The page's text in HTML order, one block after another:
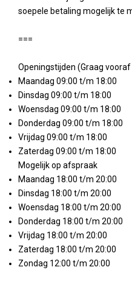
soepele betaling mogelijk te
===
Openingstijden (Graag
Maandag 09:00 t/m 18:00
Dinsdag 09:00 t/m 18:00
Woensdag 09:00 t/m 18:00
Donderdag 09:00 t/m 18:00
Vrijdag 09:00 t/m 18:00
Zaterdag 09:00 t/m 18:00
Mogelijk op afspraak
Maandag 18:00 t/m 20:00
Dinsdag 18:00 t/m 20:00
Woensdag 18:00 t/m 20:00
Donderdag 18:00 t/m 20:00
Vrijdag 18:00 t/m 20:00
Zaterdag 18:00 t/m 20:00
Zondag 12:00 t/m 20:00